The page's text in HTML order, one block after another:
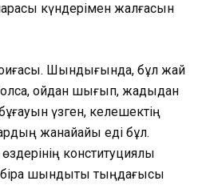
күндерімен жалғасын
Шындығында, бұл жай
болса, ойдан шығып, жадыдан
үзген, келешектің
жанайқайы еді бұл.
конституциялық
шындықты тыңдағысы